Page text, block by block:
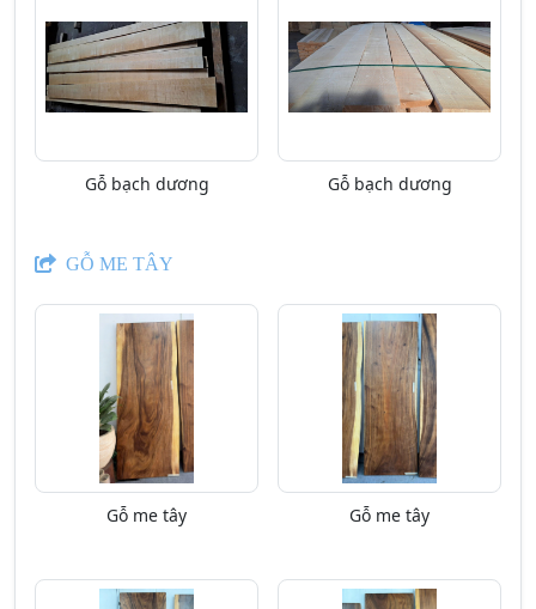
Gỗ bạch dương Gỗ bạch dương
GỖ ME TÂY
Gỗ me tây Gỗ me tây